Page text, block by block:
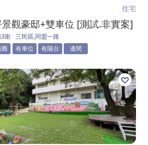
住宅
觀豪邸+雙車位 [測試.非實案]
衛 三民區,同盟一路
有車位 有陽台 邊間